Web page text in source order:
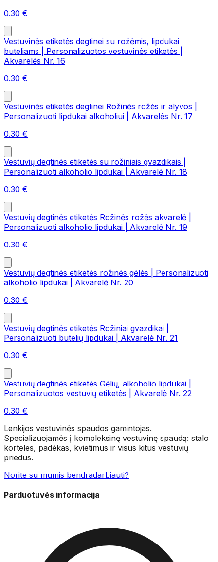
0.30 €
Vestuvinės etiketės degtinei su rožėmis, lipdukai
buteliams | Personalizuotos vestuvinės etiketės |
Akvarelės Nr. 16
0.30 €
Vestuvinės etiketės degtinei Rožinės rožės ir alyvos |
Personalizuoti lipdukai alkoholiui | Akvarelės Nr. 17
0.30 €
Vestuvių degtinės etiketės su rožiniais gvazdikais |
Personalizuoti alkoholio lipdukai | Akvarelė Nr. 18
0.30 €
Vestuvių degtinės etiketės Rožinės rožės akvarelė |
Personalizuoti alkoholio lipdukai | Akvarelė Nr. 19
0.30 €
Vestuvių degtinės etiketės rožinės gėlės | Personalizuoti
alkoholio lipdukai | Akvarelė Nr. 20
0.30 €
Vestuvių degtinės etiketės Rožiniai gvazdikai |
Personalizuoti butelių lipdukai | Akvarelė Nr. 21
0.30 €
Vestuvių degtinės etiketės Gėlių, alkoholio lipdukai |
Personalizuotos vestuvių etiketės | Akvarelė Nr. 22
0.30 €
Lenkijos vestuvinės spaudos gamintojas.
Specializuojamės į kompleksinę vestuvinę spaudą: stalo
korteles, padėkas, kvietimus ir visus kitus vestuvių
priedus.
Norite su mumis bendradarbiauti?
Parduotuvės informacija